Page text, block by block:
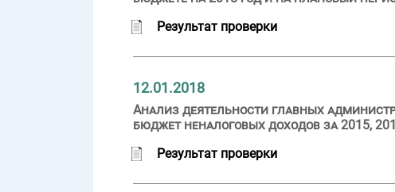
Результат проверки
12.01.2018
Анализ деятельности главных
бюджет неналоговых доходов за 2015,
Результат проверки